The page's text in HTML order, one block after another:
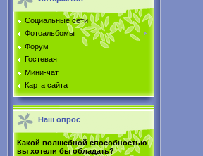
Социальные сети
Фотоальбомы
Форум
Гостевая
Мини-чат
Карта сайта
Наш опрос
Какой волшебной способностью
вы хотели бы обладать?